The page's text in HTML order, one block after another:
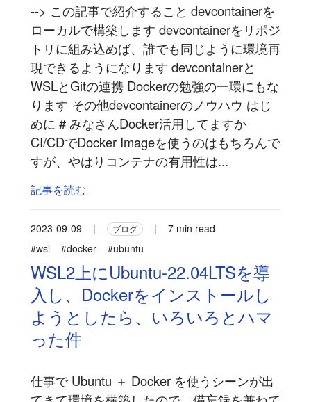
--> この記事で紹介すること devcontainerを
ローカルで構築します devcontainerをリポジ
トリに組み込めば、誰でも同じように環境再
現できるようになります devcontainerと
WSLとGitの連携 Dockerの勉強の一環にもな
ります その他devcontainerのノウハウ はじ
めに # みなさんDocker活用してますか
CI/CDでDocker Imageを使うのはもちろんで
すが、やはりコンテナの有用性は...
記事を読む
2023-09-09 | ブログ |
7 min read
#wsl
#docker #ubuntu
WSL2上にUbuntu-22.04LTSを導
入し、Dockerをインストールし
ようとしたら、いろいろとハマ
った件
仕事で Ubuntu ＋ Docker を使うシーンが出